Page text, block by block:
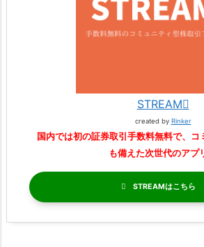
STREAM
created by Rinker
国内では初の証券取引手数料無料で、
も備えた次世代のアプ
STREAM